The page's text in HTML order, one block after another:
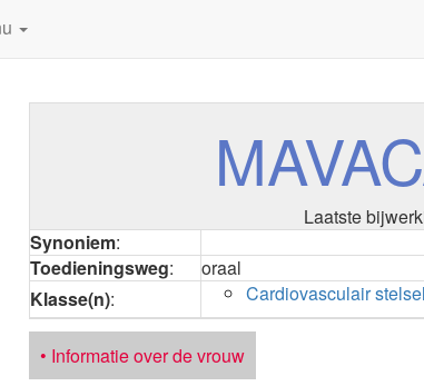
Laatste
Synoniem:
Toedieningsweg:
oraal
Klasse(n): Cardiovasculair stelsel
• Informatie over de vrouw